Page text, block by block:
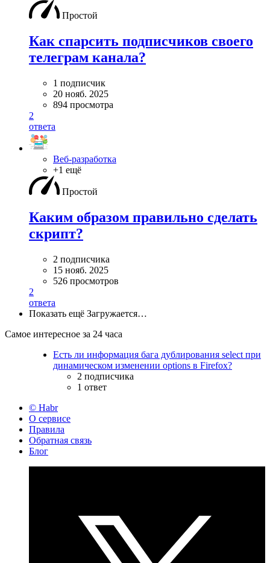
Простой
Как спарсить подписчиков своего
телеграм канала?
1 подписчик
20 нояб. 2025
894 просмотра
2
ответа
Веб-разработка
+1 ещё
Простой
Каким образом правильно сделать
скрипт?
2 подписчика
15 нояб. 2025
526 просмотров
2
ответа
Показать ещё Загружается…
Самое интересное за 24 часа
Есть ли информация бага дублирования select при
динамическом изменении options в Firefox?
2 подписчика
1 ответ
© Habr
О сервисе
Правила
Обратная связь
Блог